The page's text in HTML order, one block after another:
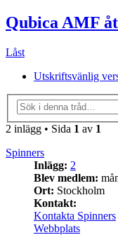
Qubica AMF
Låst
Utskriftsvänlig
2 inlägg • Sida 1 av 1
Spinners
Inlägg: 2
Blev medlem:
Ort: Stockholm
Kontakt:
Kontakta Spinners
Webbplats